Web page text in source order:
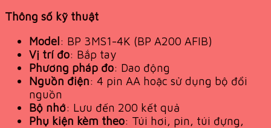
Thông số kỹ thuật
Model: BP 3MS1-4K (BP A200 AFIB)
Vị trí đo: Bắp tay
Phương pháp đo: Dao động
Nguồn điện: 4 pin AA hoặc sử dụng bộ đổi
nguồn
Bộ nhớ: Lưu đến 200 kết quả
Phụ kiện kèm theo: Túi hơi, pin, túi đựng,